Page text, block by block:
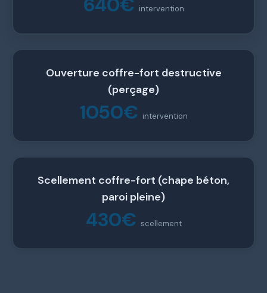
intervention
Ouverture coffre-fort destructive
(perçage)
1050€ intervention
Scellement coffre-fort (chape béton,
paroi pleine)
430€ scellement